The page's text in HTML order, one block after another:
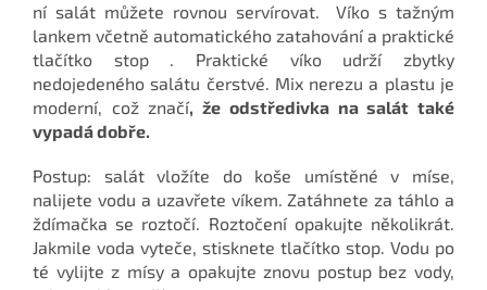
ní salát můžete rovnou servírovat.Víko s tažným
lankem včetně automatického zatahování a praktické
tlačítko stop . Praktické víko udrží zbytky
nedojedeného salátu čerstvé. Mix nerezu a plastu je
moderní, což značí, že odstředivka na salát také
vypadá dobře.
Postup: salát vložíte do koše umístěné v míse,
nalijete vodu a uzavřete víkem. Zatáhnete za táhlo a
ždímačka se roztočí. Roztočení opakujte několikrát.
Jakmile voda vyteče, stisknete tlačítko stop. Vodu po
té vylijte z mísy a opakujte znovu postup bez vody,